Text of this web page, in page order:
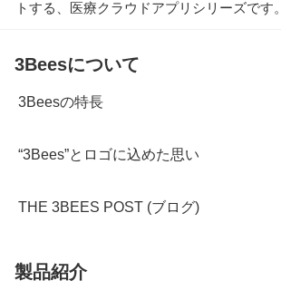
トする、医療クラウドアプリシリーズです。
3Beesについて
3Beesの特長
“3Bees”とロゴに込めた思い
THE 3BEES POST (ブログ)
製品紹介